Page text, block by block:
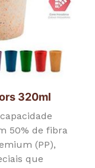
320ml
50% de fibra
(PP),
que